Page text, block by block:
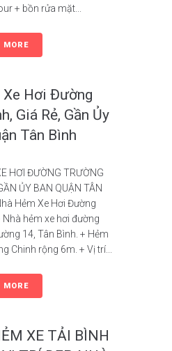
+ bồn rửa mặt...
MORE
Xe Hơi Đường
Giá Rẻ, Gần Ủy
Tân Bình
HƠI ĐƯỜNG TRƯỜNG
ỦY BAN QUẬN TÂN
Hẻm Xe Hơi Đường
Nhà hẻm xe hơi đường
14, Tân Bình. + Hẻm
Chinh rộng 6m. + Vị trí...
MORE
XE TẢI BÌNH